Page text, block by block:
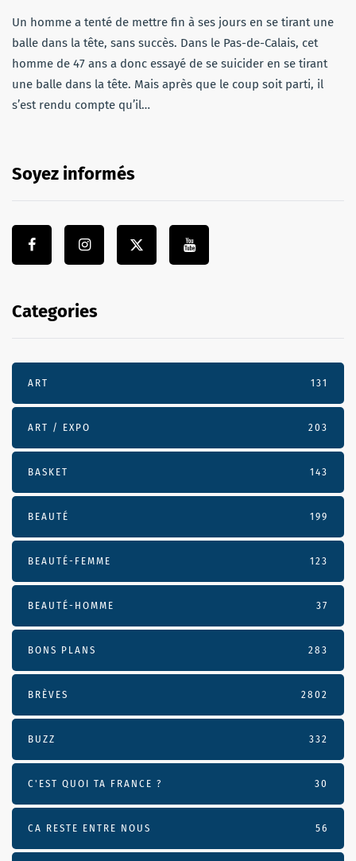
Un homme a tenté de mettre fin à ses jours en se tirant une
balle dans la tête, sans succès. Dans le Pas-de-Calais, cet
homme de 47 ans a donc essayé de se suicider en se tirant
une balle dans la tête. Mais après que le coup soit parti, il
s’est rendu compte qu’il…
Soyez informés
Categories
ART 131
ART / EXPO 203
BASKET 143
BEAUTÉ 199
BEAUTÉ-FEMME 123
BEAUTÉ-HOMME 37
BONS PLANS 283
BRÈVES 2802
BUZZ 332
C'EST QUOI TA FRANCE ? 30
CA RESTE ENTRE NOUS 56